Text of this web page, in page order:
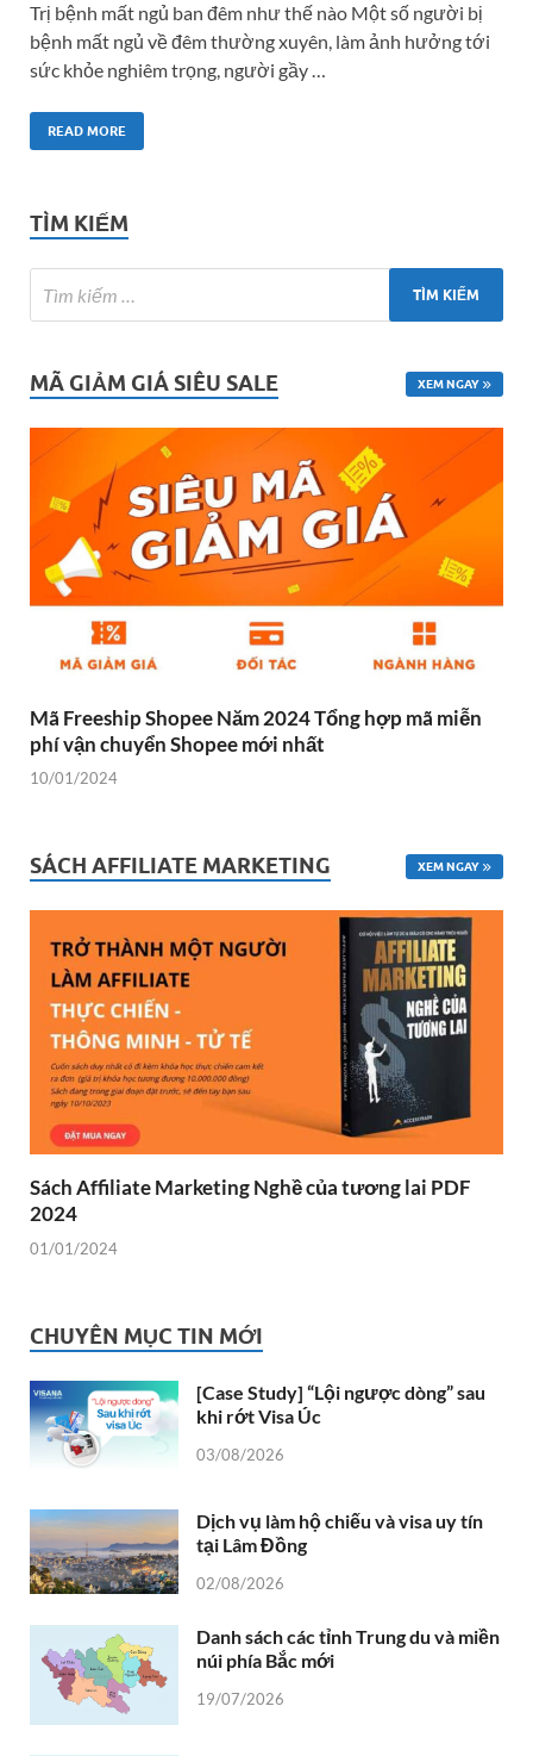
Trị bệnh mất ngủ ban đêm như thế nào Một số người bị
bệnh mất ngủ về đêm thường xuyên, làm ảnh hưởng tới
sức khỏe nghiêm trọng, người gầy …
READ MORE
TÌM KIẾM
MÃ GIẢM GIÁ SIÊU SALE XEM NGAY
Mã Freeship Shopee Năm 2024 Tổng hợp mã miễn
phí vận chuyển Shopee mới nhất
10/01/2024
SÁCH AFFILIATE MARKETING XEM NGAY
Sách Affiliate Marketing Nghề của tương lai PDF
2024
01/01/2024
CHUYÊN MỤC TIN MỚI
[Case Study] “Lội ngược dòng” sau
khi rớt Visa Úc
03/08/2026
Dịch vụ làm hộ chiếu và visa uy tín
tại Lâm Đồng
02/08/2026
Danh sách các tỉnh Trung du và miền
núi phía Bắc mới
19/07/2026